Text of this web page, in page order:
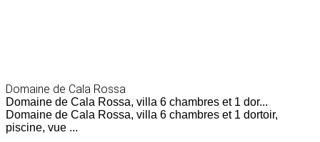
Domaine de Cala Rossa
Domaine de Cala Rossa, villa 6 chambres et 1 dor...
Domaine de Cala Rossa, villa 6 chambres et 1 dortoir,
piscine, vue ...